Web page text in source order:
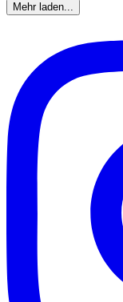
Mehr laden...